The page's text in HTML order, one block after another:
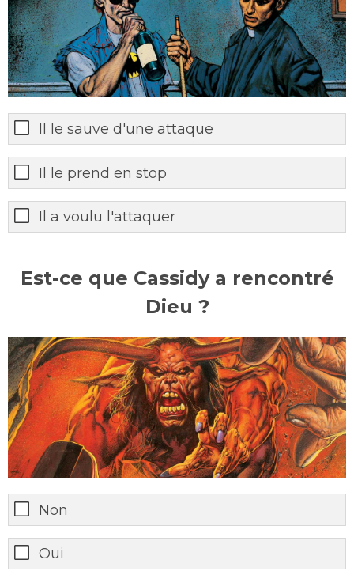
Il le sauve d'une attaque
Il le prend en stop
Il a voulu l'attaquer
Est-ce que Cassidy a rencontré
Dieu ?
Non
Oui